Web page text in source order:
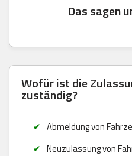
Das sagen
Wofür ist die
zuständig?
Abmeldung von
Neuzulassung von